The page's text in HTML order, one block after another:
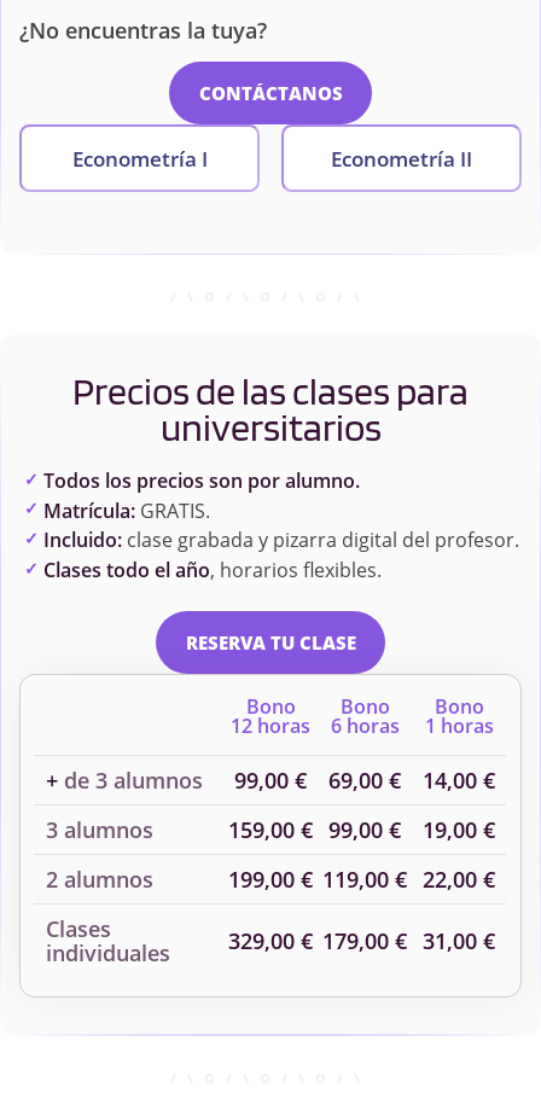
¿No encuentras la tuya?
CONTÁCTANOS
Econometría I Econometría II
Precios de las clases para
universitarios
Todos los precios son por alumno.
Matrícula:GRATIS.
Incluido:clase grabada y pizarra digital del profesor.
Clases todo el año, horarios flexibles.
RESERVA TU CLASE
Bono
12 horas
Bono
6 horas
Bono
1 horas
+ de 3 alumnos 99,00 € 69,00 €
14,00 €
3 alumnos
159,00 € 99,00 €
19,00 €
2 alumnos
199,00 € 119,00 € 22,00 €
Clases
individuales
329,00 € 179,00 € 31,00 €